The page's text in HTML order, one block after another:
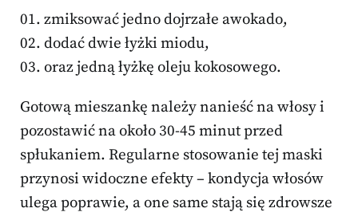
zmiksować jedno dojrzałe awokado,
dodać dwie łyżki miodu,
oraz jedną łyżkę oleju kokosowego.
Gotową mieszankę należy nanieść na włosy i
pozostawić na około 30-45 minut przed
spłukaniem. Regularne stosowanie tej maski
przynosi widoczne efekty – kondycja włosów
ulega poprawie, a one same stają się zdrowsze